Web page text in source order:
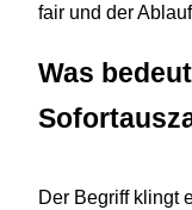
fair und der
Was
Der Begriff klingt